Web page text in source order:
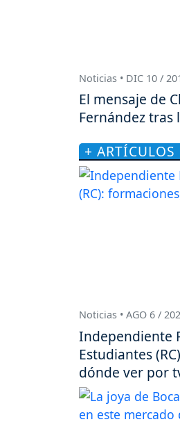
Noticias • DIC 10 /
El mensaje de
Fernández tras
+ ARTÍCULOS
Noticias • AGO 6 /
Independiente
Estudiantes
dónde ver por